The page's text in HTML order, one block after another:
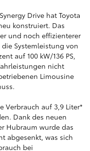
Drive hat Toyota
konstruiert. Das
und noch effizienterer
Systemleistung von
auf 100 kW/136 PS,
nicht
Limousine
Verbrauch auf 3,9 Liter*
Dank des neuen
Hubraum wurde das
abgesenkt, was sich
bei